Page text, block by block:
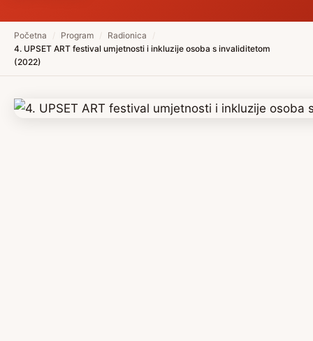
Početna Program Radionica
4. UPSET ART festival umjetnosti i inkluzije osoba s invaliditetom
(2022)